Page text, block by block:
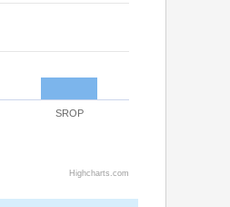
SROP
Highcharts.com